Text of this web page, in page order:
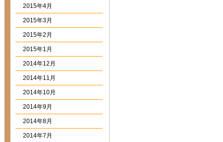
2015年4月
2015年3月
2015年2月
2015年1月
2014年12月
2014年11月
2014年10月
2014年9月
2014年8月
2014年7月